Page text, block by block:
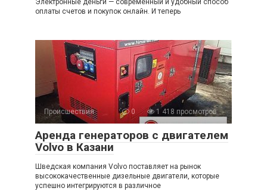
Электронные деньги — современный и удобный способ
оплаты счетов и покупок онлайн. И теперь
Происшествия 0 1 418 просмотров
Аренда генераторов с двигателем
Volvo в Казани
Шведская компания Volvo поставляет на рынок
высококачественные дизельные двигатели, которые
успешно интегрируются в различное